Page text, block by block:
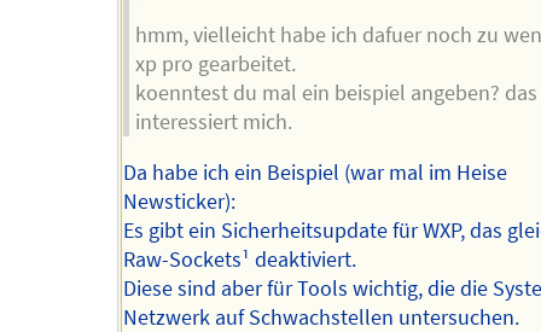
hmm, vielleicht habe ich dafuer noch zu
xp pro gearbeitet.
koenntest du mal ein beispiel angeben? das
interessiert mich.
Da habe ich ein Beispiel (war mal im Heise
Newsticker):
Es gibt ein Sicherheitsupdate für WXP, das
Raw-Sockets¹ deaktiviert.
Diese sind aber für Tools wichtig, die die
Netzwerk auf Schwachstellen untersuchen.